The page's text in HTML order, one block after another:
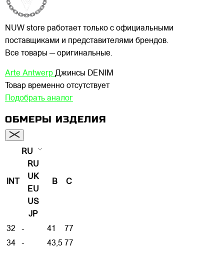
NUW store работает только с официальными
поставщиками и представителями брендов.
Все товары — оригинальные.
Arte Antwerp Джинсы DENIM
Товар временно отсутствует
Подобрать аналог
ОБМЕРЫ ИЗДЕЛИЯ
INT
RU
RU
UK
EU
US
JP
B C
32 - 41
77
34
- 43,5 77